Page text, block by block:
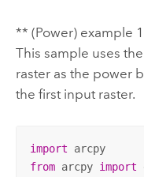
** (Power) example
This sample uses
raster as the power
the first input raster.
import
arcpy
from arcpy import